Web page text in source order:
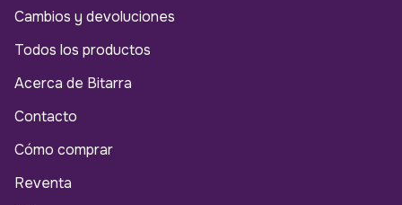
Cambios y devoluciones
Todos los productos
Acerca de Bitarra
Contacto
Cómo comprar
Reventa